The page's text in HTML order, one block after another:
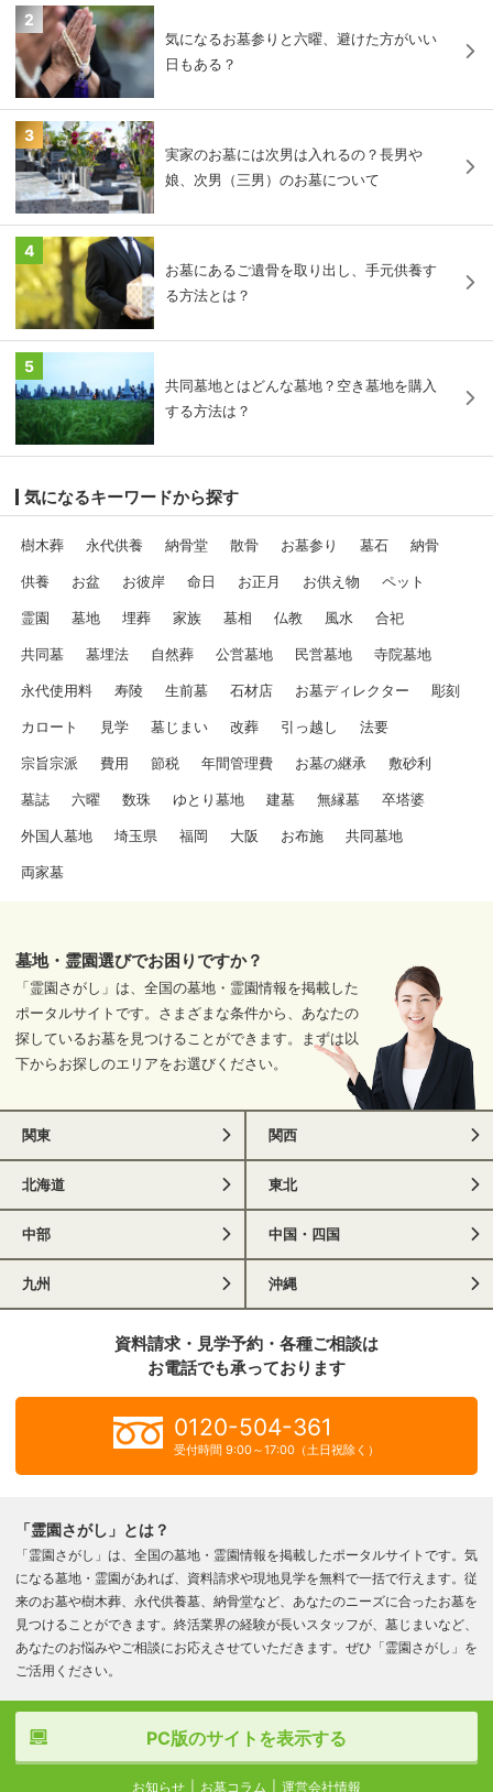
2
気になるお墓参りと六曜、避けた方がいい
日もある？
3
実家のお墓には次男は入れるの？長男や
娘、次男（三男）のお墓について
4
お墓にあるご遺骨を取り出し、手元供養す
る方法とは？
5
共同墓地とはどんな墓地？空き墓地を購入
する方法は？
気になるキーワードから探す
樹木葬 永代供養 納骨堂 散骨 お墓参り 墓石 納骨
供養 お盆 お彼岸 命日 お正月 お供え物 ペット
霊園 墓地 埋葬 家族 墓相 仏教 風水 合祀
共同墓 墓埋法 自然葬 公営墓地 民営墓地 寺院墓地
永代使用料 寿陵 生前墓 石材店 お墓ディレクター 彫刻
カロート 見学 墓じまい 改葬 引っ越し 法要
宗旨宗派 費用 節税 年間管理費 お墓の継承 敷砂利
墓誌 六曜 数珠 ゆとり墓地 建墓 無縁墓 卒塔婆
外国人墓地 埼玉県 福岡 大阪 お布施 共同墓地
両家墓
墓地・霊園選びでお困りですか？
「霊園さがし」は、全国の墓地・霊園情報を掲載した
ポータルサイトです。さまざまな条件から、あなたの
探しているお墓を見つけることができます。まずは以
下からお探しのエリアをお選びください。
関東 関西
北海道 東北
中部 中国・四国
九州 沖縄
資料請求・見学予約・各種ご相談は
お電話でも承っております
0120-504-361
受付時間 9:00～17:00（土日祝除く）
「霊園さがし」とは？
「霊園さがし」は、全国の墓地・霊園情報を掲載したポータルサイトです。気
になる墓地・霊園があれば、資料請求や現地見学を無料で一括で行えます。従
来のお墓や樹木葬、永代供養墓、納骨堂など、あなたのニーズに合ったお墓を
見つけることができます。終活業界の経験が長いスタッフが、墓じまいなど、
あなたのお悩みやご相談にお応えさせていただきます。ぜひ「霊園さがし」を
ご活用ください。
PC版のサイトを表示する
お知らせ お墓コラム 運営会社情報